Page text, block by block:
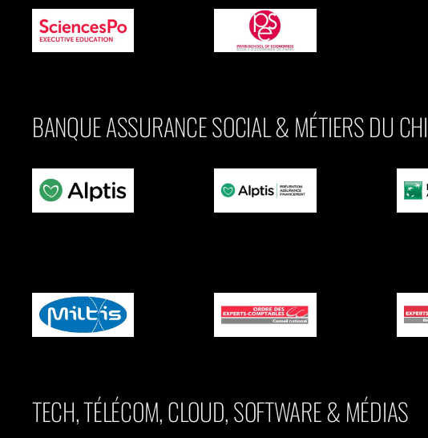
BANQUE ASSURANCE SOCIAL & MÉTIERS DU
TECH, TÉLÉCOM, CLOUD, SOFTWARE & MÉDIAS